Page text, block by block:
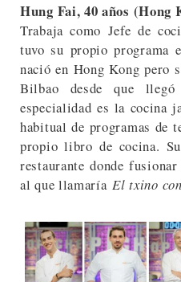
Hung Fai, 40 años (Hong
Trabaja como Jefe de
tuvo su propio programa
nació en Hong Kong pero
Bilbao desde que
especialidad es la cocina
habitual de programas de
propio libro de cocina.
restaurante donde
al que llamaríaEl txino